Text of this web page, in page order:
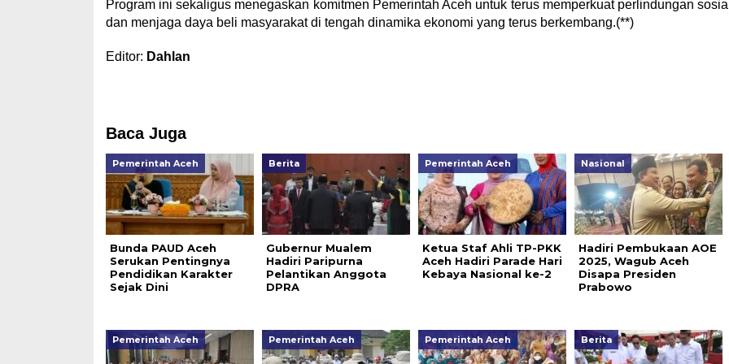
Program ini sekaligus menegaskan komitmen Pemerintah Aceh untuk terus memperkuat perlindungan
dan menjaga daya beli masyarakat di tengah dinamika ekonomi yang terus berkembang.(**)
Editor: Dahlan
Baca Juga
Pemerintah Aceh
Bunda PAUD Aceh
Serukan Pentingnya
Pendidikan Karakter
Sejak Dini
Berita
Gubernur Mualem
Hadiri Paripurna
Pelantikan Anggota
DPRA
Pemerintah Aceh
Ketua Staf Ahli TP-PKK
Aceh Hadiri Parade Hari
Kebaya Nasional ke-2
Nasional
Hadiri Pembukaan AOE
2025, Wagub Aceh
Disapa Presiden
Prabowo
Pemerintah Aceh Pemerintah Aceh Pemerintah Aceh Berita